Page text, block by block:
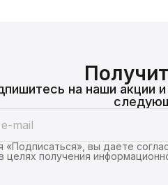
на наши акции
«Подписаться», вы даете
целях получения